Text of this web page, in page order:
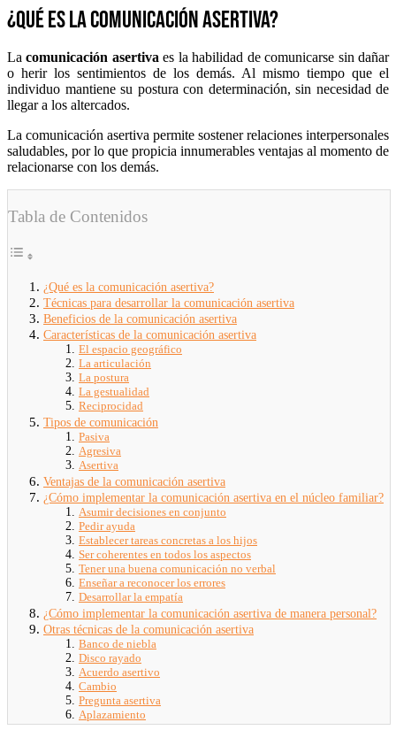
¿Qué es la comunicación asertiva?
Lacomunicación asertiva es la habilidad de comunicarse sin dañar
o herir los sentimientos de los demás. Al mismo tiempo que el
individuo mantiene su postura con determinación, sin necesidad de
llegar a los altercados.
La comunicación asertiva permite sostener relaciones interpersonales
saludables, por lo que propicia innumerables ventajas al momento de
relacionarse con los demás.
Tabla de Contenidos
¿Qué es la comunicación asertiva?
Técnicas para desarrollar la comunicación asertiva
Beneficios de la comunicación asertiva
Características de la comunicación asertiva
El espacio geográfico
La articulación
La postura
La gestualidad
Reciprocidad
Tipos de comunicación
Pasiva
Agresiva
Asertiva
Ventajas de la comunicación asertiva
¿Cómo implementar la comunicación asertiva en el núcleo familiar?
Asumir decisiones en conjunto
Pedir ayuda
Establecer tareas concretas a los hijos
Ser coherentes en todos los aspectos
Tener una buena comunicación no verbal
Enseñar a reconocer los errores
Desarrollar la empatía
¿Cómo implementar la comunicación asertiva de manera personal?
Otras técnicas de la comunicación asertiva
Banco de niebla
Disco rayado
Acuerdo asertivo
Cambio
Pregunta asertiva
Aplazamiento